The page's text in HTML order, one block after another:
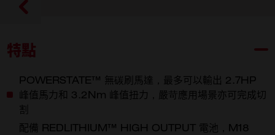
特點
POWERSTATE™ 無碳刷馬達，最多可以輸出 2.7HP
峰值馬力和 3.2Nm 峰值扭力，嚴苛應用場景亦可完成切
割
配備 REDLITHIUM™ HIGH OUTPUT 電池，M18